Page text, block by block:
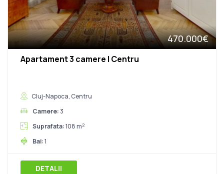
470.000€
Apartament 3 camere | Centru
Cluj-Napoca, Centru
Camere: 3
Suprafata:108 m2
Bai:1
DETALII